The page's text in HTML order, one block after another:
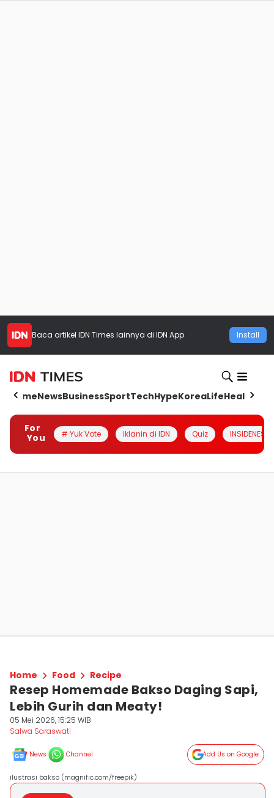
Baca artikel IDN Times lainnya di IDN App Install
HomeNewsBusinessSportTechHypeKoreaLifeHealth
For
You
# Yuk Vote Iklanin di IDN Quiz INSIDENESIA
Home Food Recipe
Resep Homemade Bakso Daging Sapi,
Lebih Gurih dan Meaty!
05 Mei 2026, 15:25 WIB
Salwa Saraswati
News Channel Add Us on Google
ilustrasi bakso (magnific.com/freepik)